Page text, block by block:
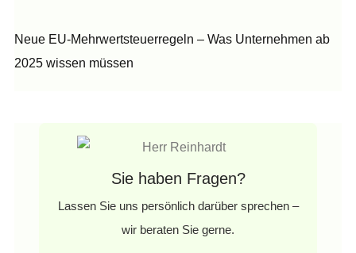
Neue EU-Mehrwertsteuerregeln – Was Unternehmen ab
2025 wissen müssen
Sie haben Fragen?
Lassen Sie uns persönlich darüber sprechen –
wir beraten Sie gerne.